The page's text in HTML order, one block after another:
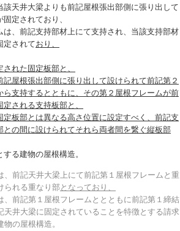
該天井大梁よりも前記屋根張出部側に張り出して
定されており、
は、前記支持部材上にて支持され、当該支持部材
定されており、
れた固定板部と、
屋根張出部側に張り出して設けられて前記第２
ら支持するとともに、その第２屋根フレームが前
される支持板部と、
定板部とは異なる高さ位置に設定すべく、前記支
との間に設けられてそれら両者間を繋ぐ縦板部
る建物の屋根構造。
、前記天井大梁上にて前記第１屋根フレームと重
られる重なり部 となっており、
、前記第１屋根フレームととともに前記第１締結
天井大梁に固定されていることを特徴とする請求
の屋根構造。